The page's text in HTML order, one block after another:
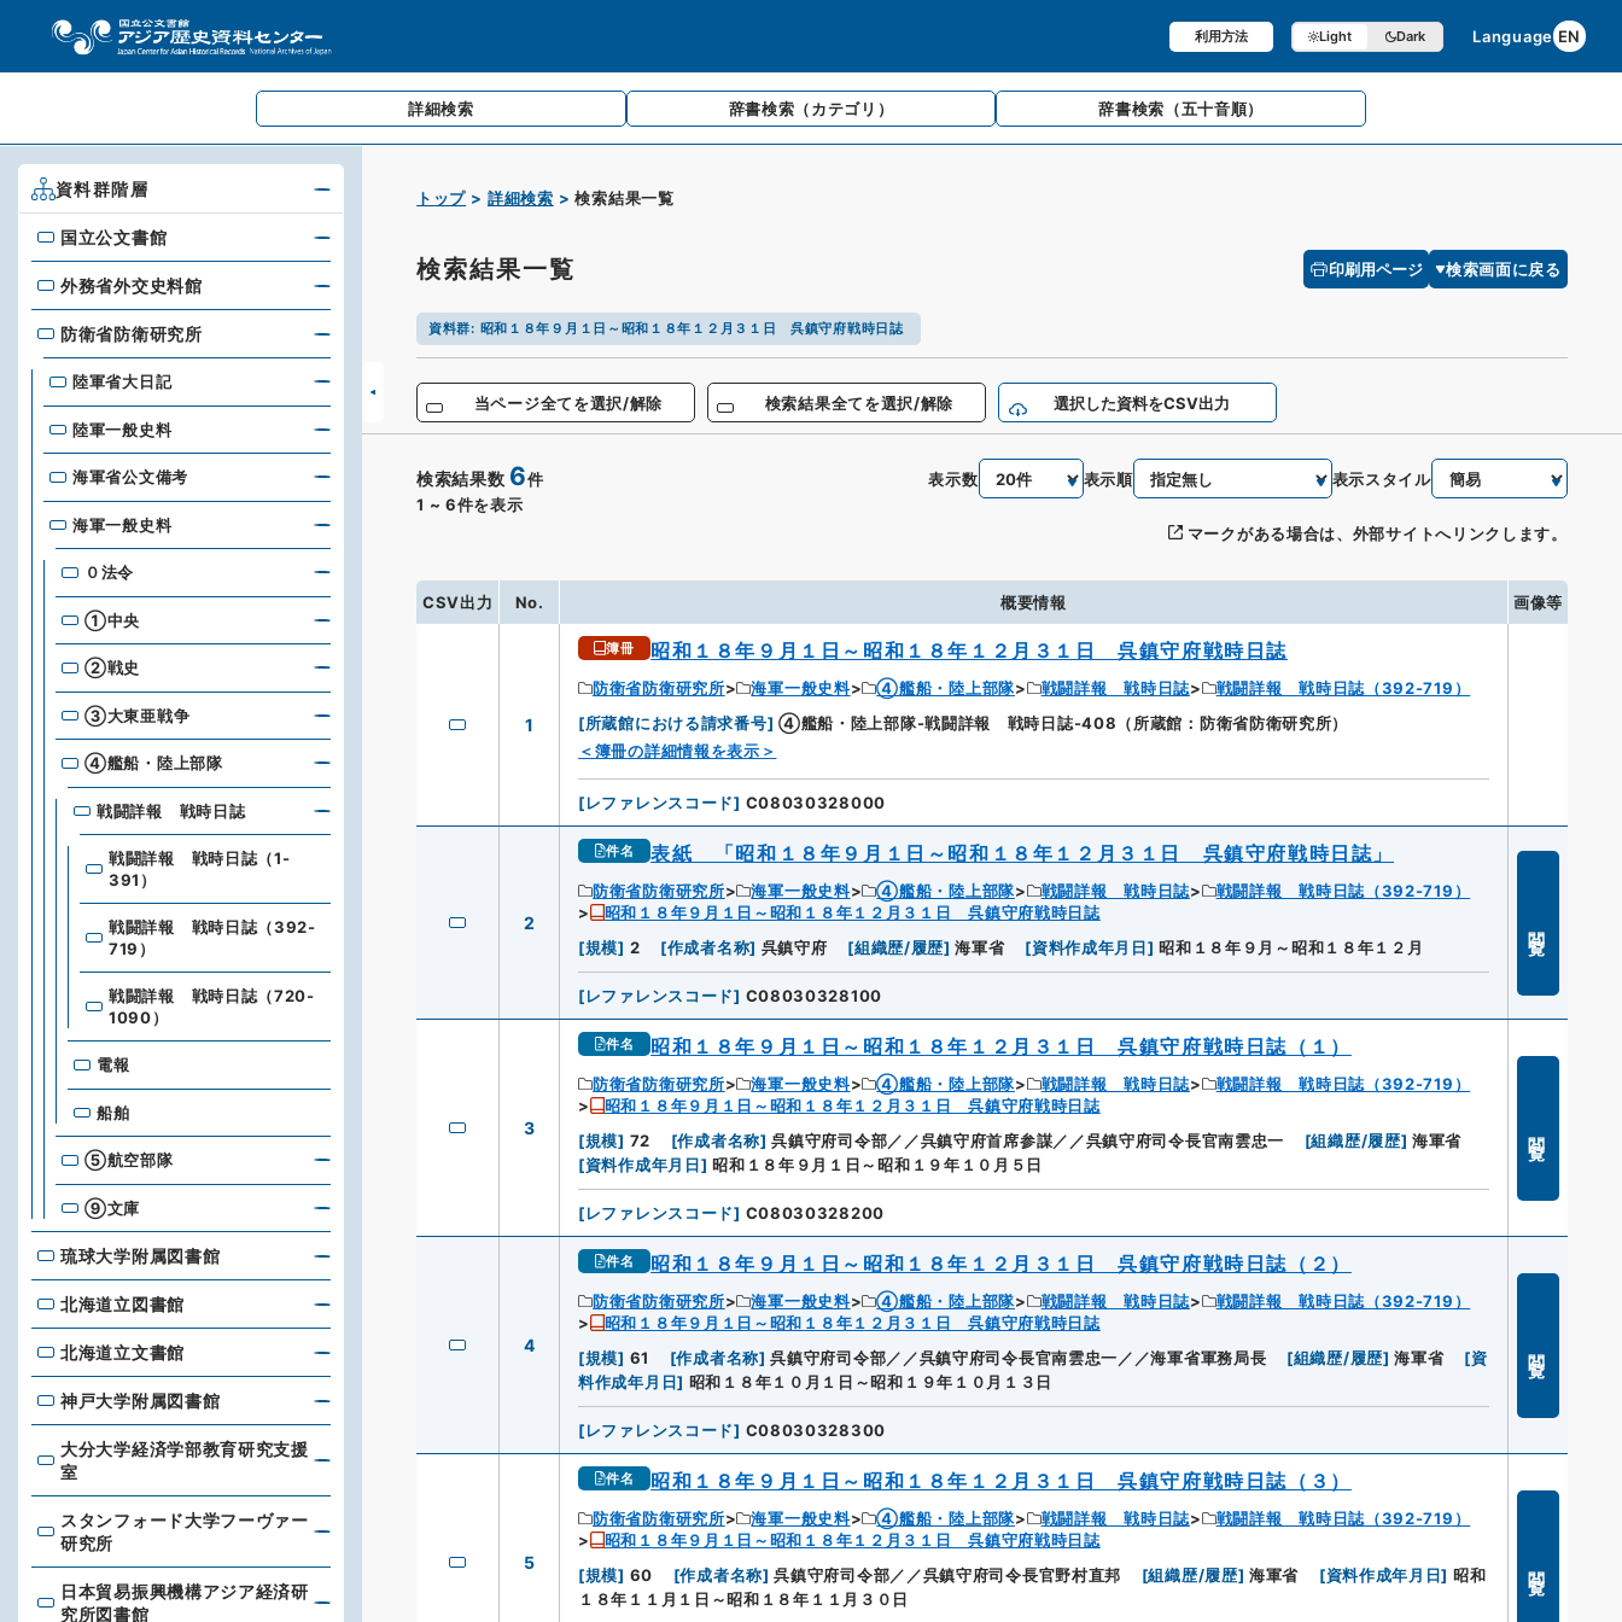
利用方法 Light Dark Language EN
詳細検索 辞書検索 （カテゴリ） 辞書検索 （五十音順）
トップ 詳細検索 検索結果一覧
検索結果一覧 印刷用ページ 検索画面に戻る
資料群: 昭和１８年９月１日～昭和１８年１２月３１日 呉鎮守府戦時日誌
当ページ全てを選択/解除 検索結果全てを選択/解除 選択した資料をCSV出力
検索結果数 6件
1 ~ 6件を表示
表示数 表示順 表示スタイル
マークがある場合は、外部サイトへリンクします。
CSV出力 No. 概要情報 画像等
1
簿冊 昭和１８年９月１日～昭和１８年１２月３１日 呉鎮守府戦時日誌
防衛省防衛研究所 海軍一般史料 ④艦船・陸上部隊 戦闘詳報 戦時日誌
戦闘詳報 戦時日誌（392-719）
[所蔵館における請求番号] ④艦船・陸上部隊-戦闘詳報 戦時日誌-408（所蔵館：防衛省防衛研究所）
＜簿冊の詳細情報を表示＞
[レファレンスコード] C08030328000
2
件名 表紙 「昭和１８年９月１日～昭和１８年１２月３１日 呉鎮守府戦時日誌」
防衛省防衛研究所 海軍一般史料 ④艦船・陸上部隊 戦闘詳報 戦時日誌
戦闘詳報 戦時日誌（392-719）
昭和１８年９月１日～昭和１８年１２月３１日 呉鎮守府戦時日誌
[規模] 2 [作成者名称] 呉鎮守府 [組織歴/履歴] 海軍省 [資料作成年月日] 昭和１８年９月～昭和１８年１２月
[レファレンスコード] C08030328100
3
件名 昭和１８年９月１日～昭和１８年１２月３１日 呉鎮守府戦時日誌（１）
防衛省防衛研究所 海軍一般史料 ④艦船・陸上部隊 戦闘詳報 戦時日誌
戦闘詳報 戦時日誌（392-719）
昭和１８年９月１日～昭和１８年１２月３１日 呉鎮守府戦時日誌
[規模] 72 [作成者名称] 呉鎮守府司令部／／呉鎮守府首席参謀／／呉鎮守府司令長官南雲忠一 [組織歴/履歴] 海軍省
[資料作成年月日] 昭和１８年９月１日～昭和１９年１０月５日
[レファレンスコード] C08030328200
4
件名 昭和１８年９月１日～昭和１８年１２月３１日 呉鎮守府戦時日誌（２）
防衛省防衛研究所 海軍一般史料 ④艦船・陸上部隊 戦闘詳報 戦時日誌
戦闘詳報 戦時日誌（392-719）
昭和１８年９月１日～昭和１８年１２月３１日 呉鎮守府戦時日誌
[規模] 61 [作成者名称] 呉鎮守府司令部／／呉鎮守府司令長官南雲忠一／／海軍省軍務局長 [組織歴/履歴] 海軍省 [資
料作成年月日] 昭和１８年１０月１日～昭和１９年１０月１３日
[レファレンスコード] C08030328300
5
件名 昭和１８年９月１日～昭和１８年１２月３１日 呉鎮守府戦時日誌（３）
防衛省防衛研究所 海軍一般史料 ④艦船・陸上部隊 戦闘詳報 戦時日誌
戦闘詳報 戦時日誌（392-719）
昭和１８年９月１日～昭和１８年１２月３１日 呉鎮守府戦時日誌
[規模] 60 [作成者名称] 呉鎮守府司令部／／呉鎮守府司令長官野村直邦 [組織歴/履歴] 海軍省 [資料作成年月日] 昭和
１８年１１月１日～昭和１８年１１月３０日
資料群階層
国立公文書館
国立公文書館
外務省外交史料館
外務省外交史料館
防衛省防衛研究所
防衛省防衛研究所
陸軍省大日記
陸軍一般史料
海軍省公文備考
海軍一般史料
０法令
①中央
②戦史
③大東亜戦争
④艦船・陸上部隊
戦闘詳報 戦時日誌
戦闘詳報 戦時日誌（1-
391）
戦闘詳報 戦時日誌（392-
719）
戦闘詳報 戦時日誌（720-
1090）
電報
船舶
⑤航空部隊
⑨文庫
琉球大学附属図書館
琉球大学附属図書館
北海道立図書館
北海道立図書館
北海道立文書館
北海道立文書館
神戸大学附属図書館
神戸大学附属図書館
大分大学経済学部教育研究支援室
大分大学経済学部教育研究支援
室
スタンフォード大学フーヴァー研究所
スタンフォード大学フーヴァー
研究所
日本貿易振興機構アジア経済研究所図書館
日本貿易振興機構アジア経済研
究所図書館